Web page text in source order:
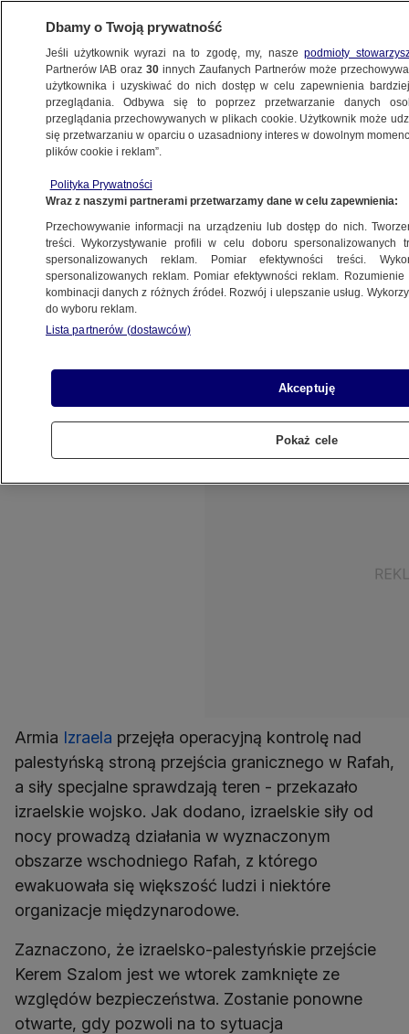
ŚWIAT
nad palestyńską stroną przejścia
granicznego w Rafah
7.05.2024, 12:54
Udostępnij
stroną przejścia granicznego w Rafah na
południu Strefy Gazy - powiadomiło we wtorek
izraelskie Radio Wojskowe.
Armia Izraela przejęła operacyjną kontrolę nad
palestyńską stroną przejścia granicznego w Rafah,
a siły specjalne sprawdzają teren - przekazało
izraelskie wojsko. Jak dodano, izraelskie siły od
nocy prowadzą działania w wyznaczonym
obszarze wschodniego Rafah, z którego
ewakuowała się większość ludzi i niektóre
organizacje międzynarodowe.
Zaznaczono, że izraelsko-palestyńskie przejście
Kerem Szalom jest we wtorek zamknięte ze
względów bezpieczeństwa. Zostanie ponowne
otwarte, gdy pozwoli na to sytuacja
Dbamy o Twoją prywatność
Jeśli użytkownik wyrazi na to zgodę, my, naszepodmioty
Partnerów IAB oraz30 innych Zaufanych Partnerów może
użytkownika i uzyskiwać do nich dostęp w celu zapewnienia
przeglądania. Odbywa się to poprzez przetwarzanie danych
przeglądania przechowywanych w plikach cookie. Użytkownik może
się przetwarzaniu w oparciu o uzasadniony interes w dowolnym
plików cookie i reklam”.
Polityka Prywatności
Wraz z naszymi partnerami przetwarzamy dane w celu zapewnienia:
Przechowywanie informacji na urządzeniu lub dostęp do nich.
treści. Wykorzystywanie profili w celu doboru spersonalizowanych
spersonalizowanych reklam. Pomiar efektywności treści.
spersonalizowanych reklam. Pomiar efektywności reklam.
kombinacji danych z różnych źródeł. Rozwój i ulepszanie usług.
do wyboru reklam.
Lista partnerów (dostawców)
Akceptuję
Pokaż cele